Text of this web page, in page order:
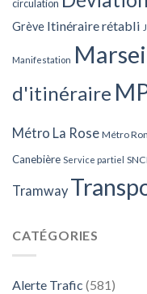
circulation
Grève Itinéraire rétabli
Manifestation
d'itinéraire
Métro La Rose Métro
Canebière Service partiel
Tramway
CATÉGORIES
Alerte Trafic (581)